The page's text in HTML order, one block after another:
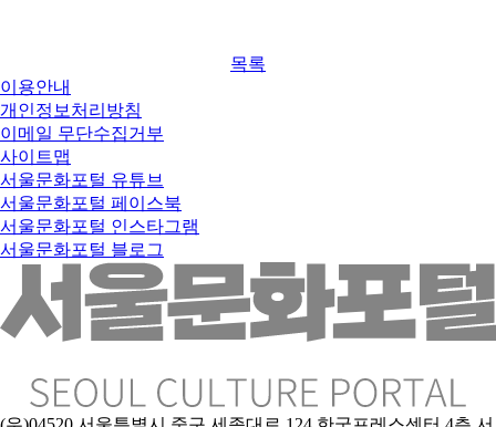
목록
이용안내
개인정보처리방침
이메일 무단수집거부
사이트맵
서울문화포털 유튜브
서울문화포털 페이스북
서울문화포털 인스타그램
서울문화포털 블로그